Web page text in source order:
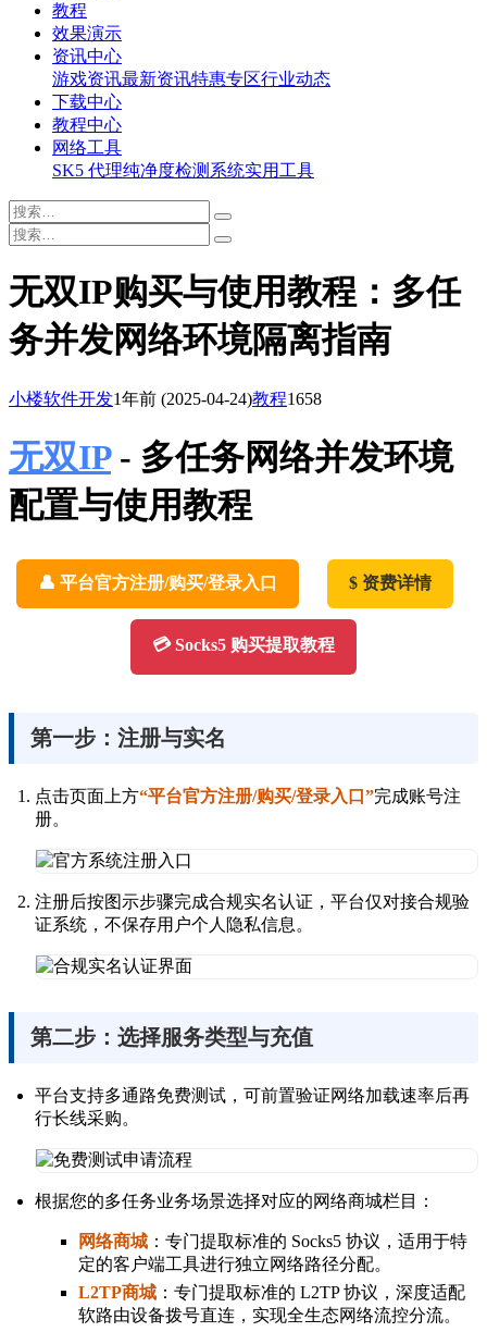
教程
效果演示
资讯中心
游戏资讯最新资讯特惠专区行业动态
下载中心
教程中心
网络工具
SK5 代理纯净度检测系统实用工具
无双IP购买与使用教程：多任
务并发网络环境隔离指南
小楼软件开发1年前 (2025-04-24)教程1658
无双IP- 多任务网络并发环境
配置与使用教程
👤 平台官方注册/购买/登录入口 $ 资费详情
💳 Socks5 购买提取教程
第一步：注册与实名
点击页面上方“平台官方注册/购买/登录入口”完成账号注
册。
注册后按图示步骤完成合规实名认证，平台仅对接合规验
证系统，不保存用户个人隐私信息。
第二步：选择服务类型与充值
平台支持多通路免费测试，可前置验证网络加载速率后再
行长线采购。
根据您的多任务业务场景选择对应的网络商城栏目：
网络商城 ：专门提取标准的 Socks5 协议，适用于特
定的客户端工具进行独立网络路径分配。
L2TP商城 ：专门提取标准的 L2TP 协议，深度适配
软路由设备拨号直连，实现全生态网络流控分流。